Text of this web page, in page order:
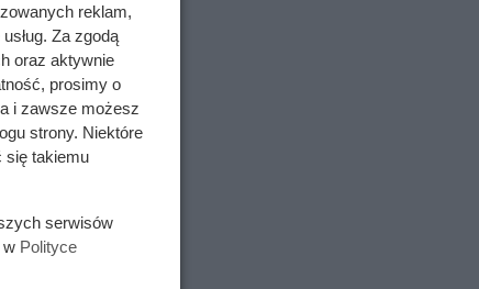
reklam,
Za zgodą
oraz aktywnie
prosimy o
i zawsze możesz
strony. Niektóre
się takiemu
serwisów
w Polityce